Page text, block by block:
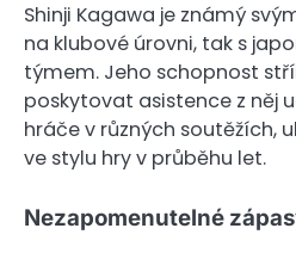
Shinji Kagawa je známý
na klubové úrovni, tak s
týmem. Jeho schopnost
poskytovat asistence z něj
hráče v různých soutěžích,
ve stylu hry v průběhu let.
Nezapomenutelné